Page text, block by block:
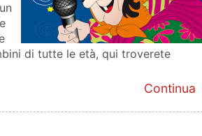
di tutte le età, qui troverete
Continua